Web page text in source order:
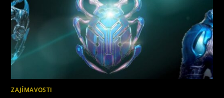
ZAJÍMAVOSTI